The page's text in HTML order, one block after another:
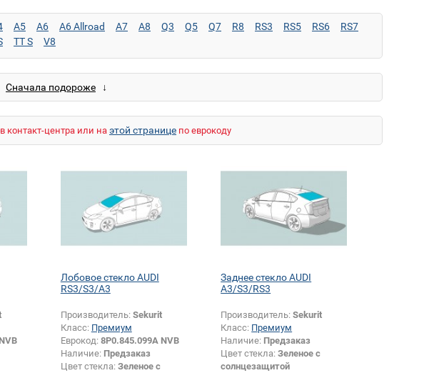
A5 A6 A6 Allroad A7 A8 Q3 Q5 Q7 R8 RS3 RS5 RS6
RS7
TT S V8
контакт-центра или на этой странице по еврокоду
Лобовое стекло AUDI
RS3/S3/A3
Производитель: Sekurit
Класс: Премиум
Еврокод: 8P0.845.099A NVB
Наличие: Предзаказ
Цвет стекла: Зеленое с
Заднее стекло AUDI
A3/S3/RS3
Производитель:Sekurit
Класс: Премиум
Наличие: Предзаказ
Цвет стекла:Зеленое с
солнцезащитой